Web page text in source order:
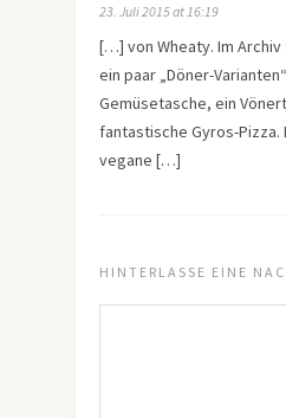
23. Juli 2015 at 16:19
[…] von Wheaty. Im
ein paar „Döner-
Gemüsetasche, ein
fantastische Gyros-Pizza.
vegane […]
HINTERLASSE EINE